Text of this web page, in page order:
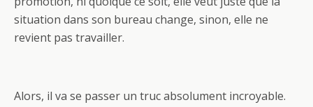
situation dans son bureau change, sinon, elle ne
revient pas travailler.
Alors, il va se passer un truc absolument incroyable.